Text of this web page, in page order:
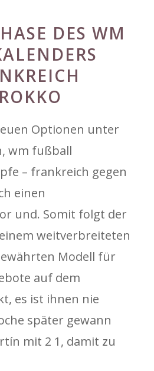
DES WM
2
G
Optionen unter
wm fußball
– frankreich gegen
einen
und. Somit folgt der
weitverbreiteten
Modell für
auf dem
es ist ihnen nie
später gewann
mit 2 1, damit zu